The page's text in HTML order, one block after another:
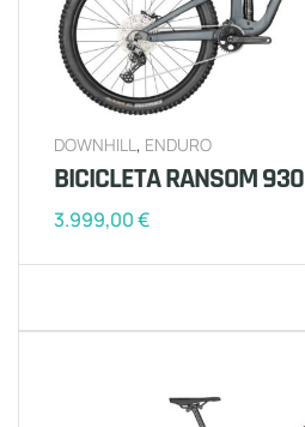
DOWNHILL, ENDURO
BICICLETA RANSOM 930
3.999,00€